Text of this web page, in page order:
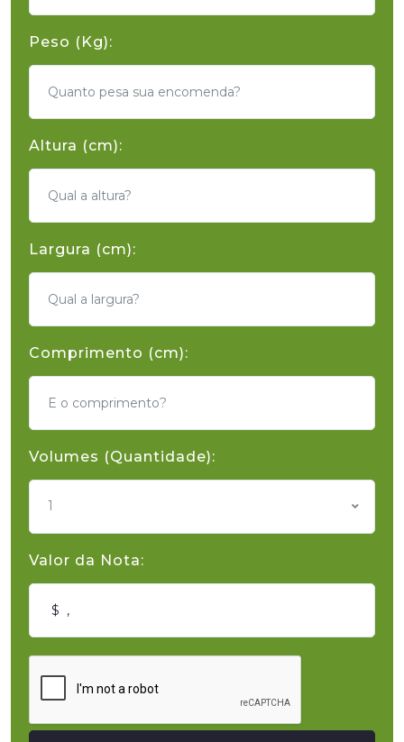
Peso (Kg):
Altura (cm):
Largura (cm):
Comprimento (cm):
Volumes (Quantidade):
1
Valor da Nota: